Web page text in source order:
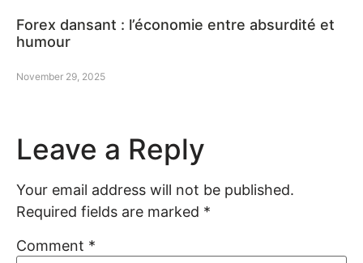
Forex dansant : l’économie entre absurdité et
humour
November 29, 2025
Leave a Reply
Your email address will not be published.
Required fields are marked *
Comment *